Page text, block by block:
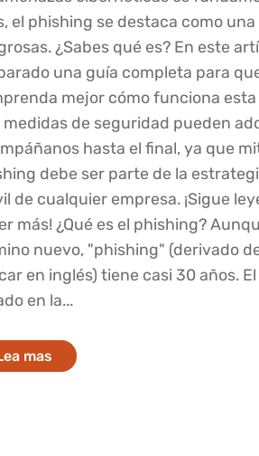
el phishing se destaca como una
¿Sabes qué es? En este
una guía completa para
mejor cómo funciona
medidas de seguridad pueden
hasta el final, ya que
debe ser parte de la
de cualquier empresa. ¡Sigue
más! ¿Qué es el phishing?
nuevo, "phishing" (derivado
en inglés) tiene casi 30 años.
en la...
mas